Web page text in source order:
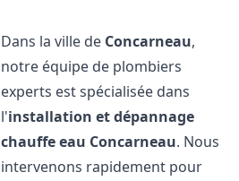
Dans la ville de Concarneau,
notre équipe de plombiers
experts est spécialisée dans
l'installation et dépannage
chauffe eau Concarneau. Nous
intervenons rapidement pour